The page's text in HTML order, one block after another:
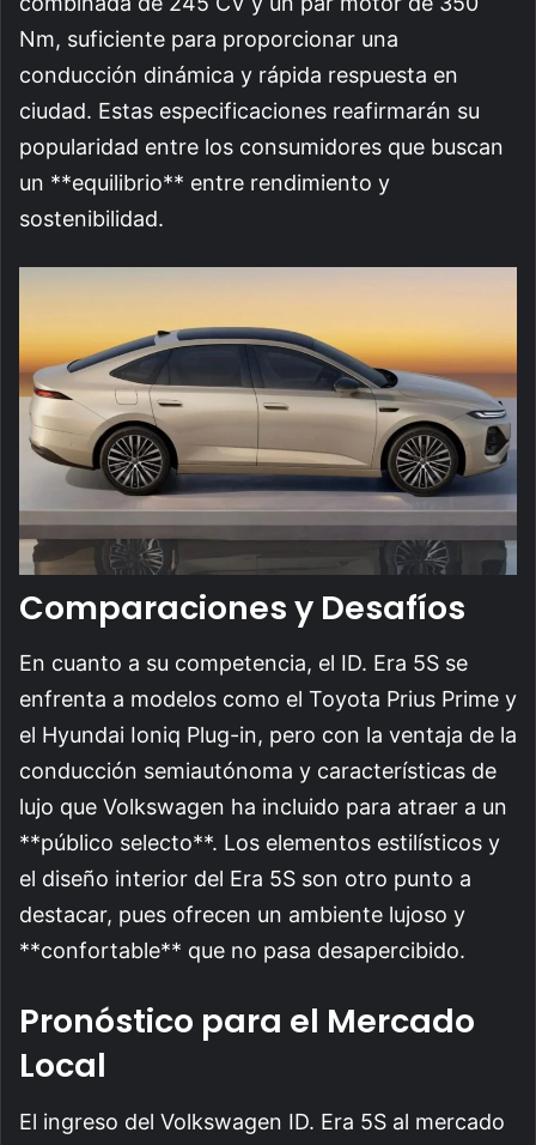
Nm, suficiente para proporcionar una
conducción dinámica y rápida respuesta en
ciudad. Estas especificaciones reafirmarán su
popularidad entre los consumidores que buscan
un **equilibrio** entre rendimiento y
sostenibilidad.
Comparaciones y Desafíos
En cuanto a su competencia, el ID. Era 5S se
enfrenta a modelos como el Toyota Prius Prime y
el Hyundai Ioniq Plug-in, pero con la ventaja de la
conducción semiautónoma y características de
lujo que Volkswagen ha incluido para atraer a un
**público selecto**. Los elementos estilísticos y
el diseño interior del Era 5S son otro punto a
destacar, pues ofrecen un ambiente lujoso y
**confortable** que no pasa desapercibido.
Pronóstico para el Mercado
Local
El ingreso del Volkswagen ID. Era 5S al mercado